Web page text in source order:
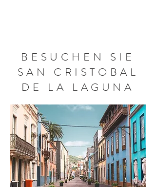
BESUCHEN SIE
SAN CRISTOBAL
DE LA LAGUNA